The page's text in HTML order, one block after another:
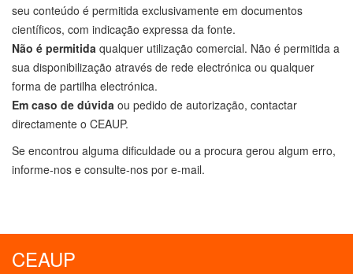
seu conteúdo é permitida exclusivamente em documentos
científicos, com indicação expressa da fonte.
Não é permitida qualquer utilização comercial. Não é permitida a
sua disponibilização através de rede electrónica ou qualquer
forma de partilha electrónica.
Em caso de dúvida ou pedido de autorização, contactar
directamente o CEAUP.
Se encontrou alguma dificuldade ou a procura gerou algum erro,
informe-nos e consulte-nos por e-mail.
CEAUP